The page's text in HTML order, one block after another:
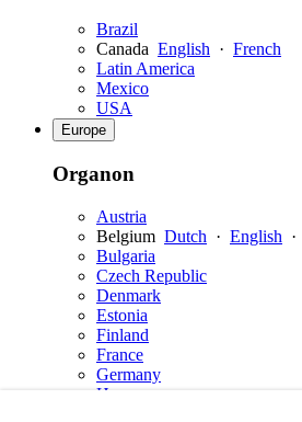
Brazil
Canada English · French
Latin America
Mexico
USA
Europe
Organon
Austria
Belgium Dutch · English ·
Bulgaria
Czech Republic
Denmark
Estonia
Finland
France
Germany
Hungary